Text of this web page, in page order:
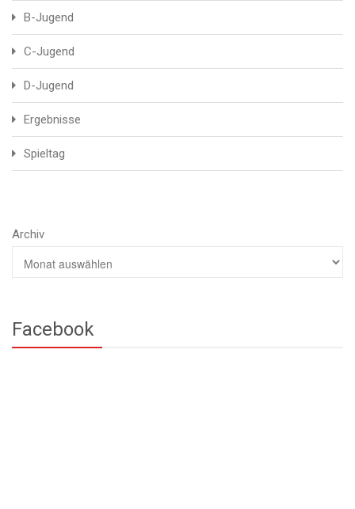
B-Jugend
C-Jugend
D-Jugend
Ergebnisse
Spieltag
Archiv
Facebook